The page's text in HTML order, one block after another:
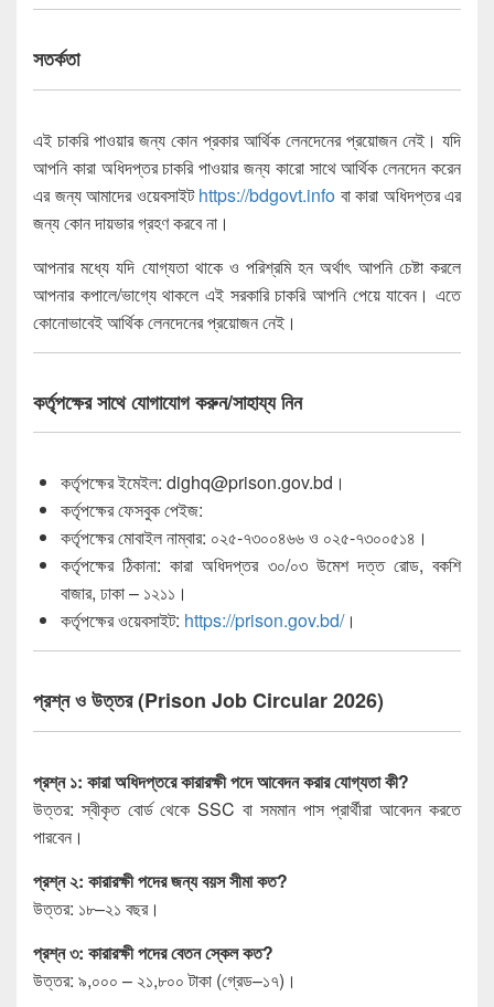
সতর্কতা
এই চাকরি পাওয়ার জন্য কোন প্রকার আর্থিক লেনদেনের প্রয়োজন নেই। যদি
আপনি কারা অধিদপ্তর চাকরি পাওয়ার জন্য কারো সাথে আর্থিক লেনদেন করেন
এর জন্য আমাদের ওয়েবসাইটhttps://bdgovt.info বা কারা অধিদপ্তর এর
জন্য কোন দায়ভার গ্রহণ করবে না।
আপনার মধ্যে যদি যোগ্যতা থাকে ও পরিশ্রমি হন অর্থাৎ আপনি চেষ্টা করলে
আপনার কপালে/ভাগ্যে থাকলে এই সরকারি চাকরি আপনি পেয়ে যাবেন। এতে
কোনোভাবেই আর্থিক লেনদেনের প্রয়োজন নেই।
কর্তৃপক্ষের সাথে যোগাযোগ করুন/সাহায্য নিন
কর্তৃপক্ষের ইমেইল: dighq@prison.gov.bd।
কর্তৃপক্ষের ফেসবুক পেইজ:
কর্তৃপক্ষের মোবাইল নাম্বার: ০২৫-৭৩০০৪৬৬ ও ০২৫-৭৩০০৫১৪।
কর্তৃপক্ষের ঠিকানা: কারা অধিদপ্তর ৩০/০৩ উমেশ দত্ত রোড, বকশি
বাজার, ঢাকা – ১২১১।
কর্তৃপক্ষের ওয়েবসাইট: https://prison.gov.bd/।
প্রশ্ন ও উত্তর (Prison Job Circular 2026)
প্রশ্ন ১: কারা অধিদপ্তরে কারারক্ষী পদে আবেদন করার যোগ্যতা কী?
উত্তর: স্বীকৃত বোর্ড থেকে SSC বা সমমান পাস প্রার্থীরা আবেদন করতে
পারবেন।
প্রশ্ন ২: কারারক্ষী পদের জন্য বয়স সীমা কত?
উত্তর: ১৮–২১ বছর।
প্রশ্ন ৩: কারারক্ষী পদের বেতন স্কেল কত?
উত্তর: ৯,০০০ – ২১,৮০০ টাকা (গ্রেড–১৭)।